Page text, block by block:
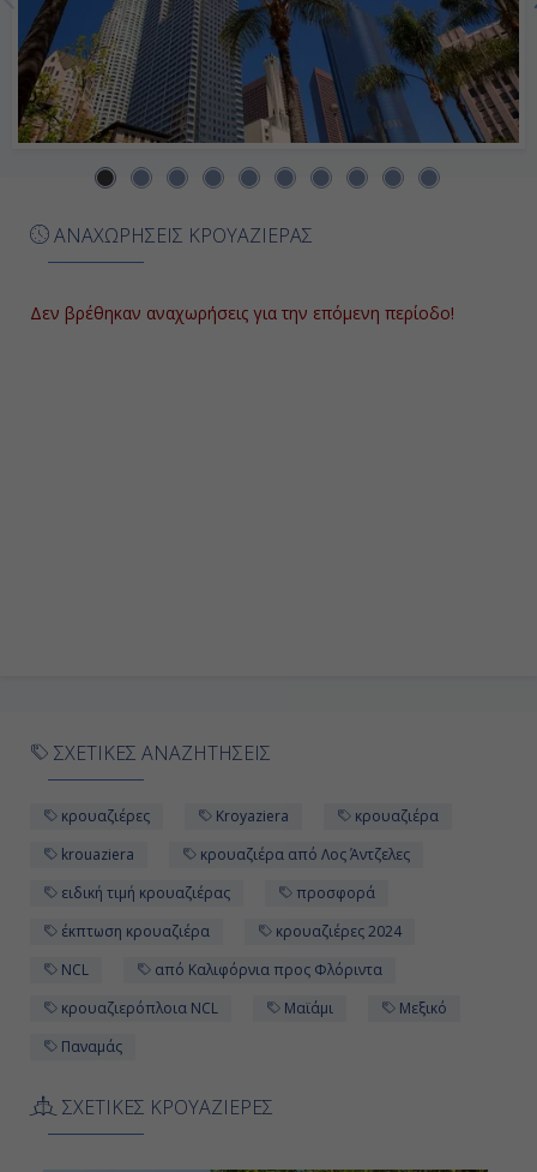
-
-
Ημέρα 8η
17:00
Ημέρα 11η
Πόλη Του Παναμά, Παναμάς
ΑΝΑΧΩΡΗΣΕΙΣ ΚΡΟΥΑΖΙΕΡΑΣ
Δεν βρέθηκαν αναχωρήσεις για την επόμενη περίοδο!
ΣΧΕΤΙΚΕΣ ΑΝΑΖΗΤΗΣΕΙΣ
κρουαζιέρες Kroyaziera
κρουαζιέρα
krouaziera
κρουαζιέρα από Λος Άντζελες
ειδική τιμή κρουαζιέρας
προσφορά
έκπτωση κρουαζιέρα
κρουαζιέρες 2024
NCL
από Καλιφόρνια προς Φλόριντα
κρουαζιερόπλοια NCL
Μαϊάμι
Μεξικό
Παναμάς
ΣΧΕΤΙΚΕΣ ΚΡΟΥΑΖΙΕΡΕΣ